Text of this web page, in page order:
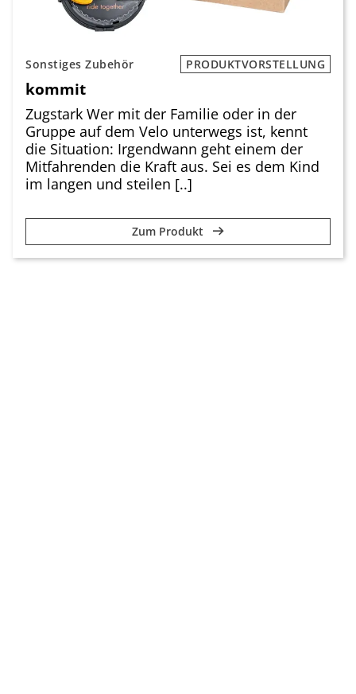
Sonstiges Zubehör PRODUKTVORSTELLUNG
kommit
Zugstark Wer mit der Familie oder in der
Gruppe auf dem Velo unterwegs ist, kennt
die Situation: Irgendwann geht einem der
Mitfahrenden die Kraft aus. Sei es dem Kind
im langen und steilen [..]
Zum Produkt